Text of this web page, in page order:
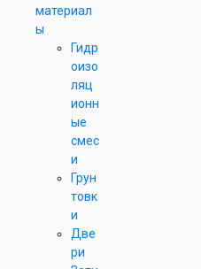
материал
ы
Гидр
оизо
ляц
ионн
ые
смес
и
Грун
товк
и
Две
ри